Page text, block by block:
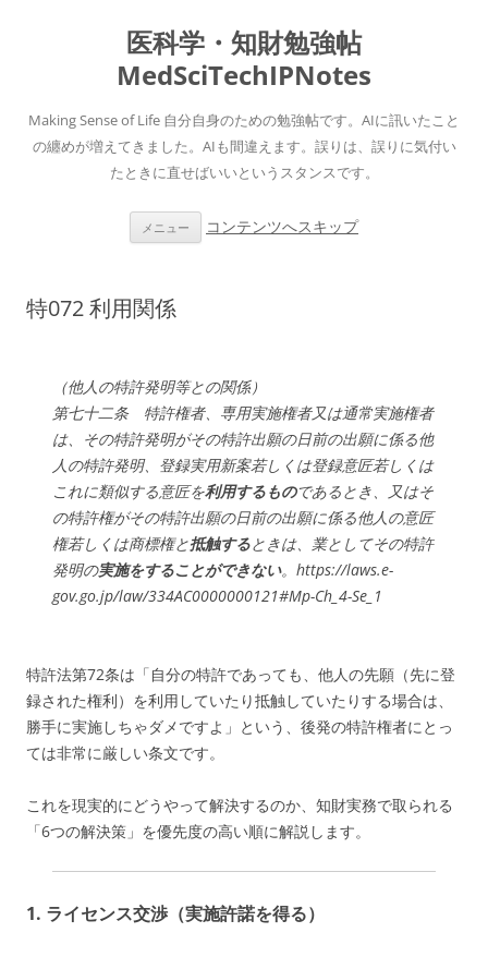
医科学・知財勉強帖
MedSciTechIPNotes
Making Sense of Life 自分自身のための勉強帖です。AIに訊いたこと
の纏めが増えてきました。AIも間違えます。誤りは、誤りに気付い
たときに直せばいいというスタンスです。
メニュー コンテンツへスキップ
特072 利用関係
（他人の特許発明等との関係）
第七十二条 特許権者、専用実施権者又は通常実施権者
は、その特許発明がその特許出願の日前の出願に係る他
人の特許発明、登録実用新案若しくは登録意匠若しくは
これに類似する意匠を利用するものであるとき、又はそ
の特許権がその特許出願の日前の出願に係る他人の意匠
権若しくは商標権と抵触するときは、業としてその特許
発明の実施をすることができない。https://laws.e-
gov.go.jp/law/334AC0000000121#Mp-Ch_4-Se_1
特許法第72条は「自分の特許であっても、他人の先願（先に登
録された権利）を利用していたり抵触していたりする場合は、
勝手に実施しちゃダメですよ」という、後発の特許権者にとっ
ては非常に厳しい条文です。
これを現実的にどうやって解決するのか、知財実務で取られる
「6つの解決策」を優先度の高い順に解説します。
1. ライセンス交渉（実施許諾を得る）